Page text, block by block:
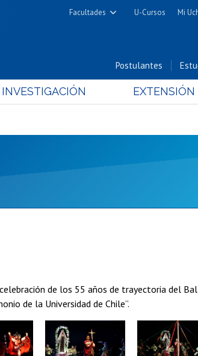
Facultades
Cs. Físicas y Matemáticas
Cs. Químicas y Farmacéuticas
Nutrición y Tecnología de
U-Cursos Mi
Postulantes
INVESTIGACIÓN EXTENSIÓN
de los 55 años de trayectoria del
de la Universidad de Chile”.
Zoom